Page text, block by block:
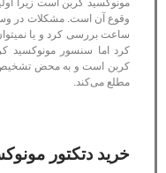
وقوع آن است. مشکلات در
ساعت بررسی کرد و یا
کرد اما سنسور مونوکسید
کربن است و به محض تشخیص
مطلع می‌کند.
خرید دتکتور